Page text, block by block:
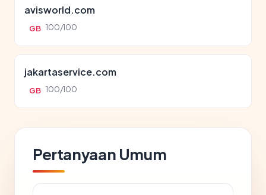
avisworld.com
GB 100/100
jakartaservice.com
GB 100/100
Pertanyaan Umum